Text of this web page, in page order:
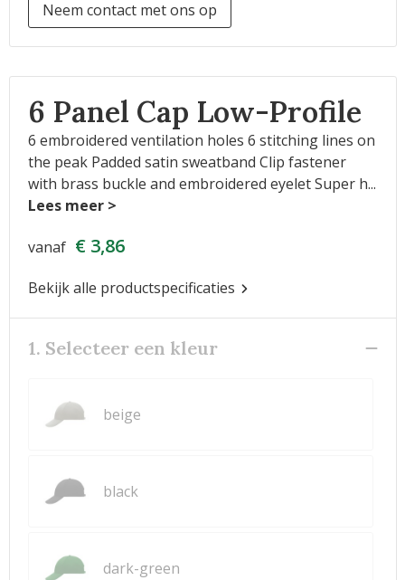
Neem contact met ons op
6 Panel Cap Low-Profile
6 embroidered ventilation holes 6 stitching lines on
the peak Padded satin sweatband Clip fastener
with brass buckle and embroidered eyelet Super h...
vanaf € 3,86
Bekijk alle productspecificaties
1. Selecteer een kleur
beige
black
dark-green